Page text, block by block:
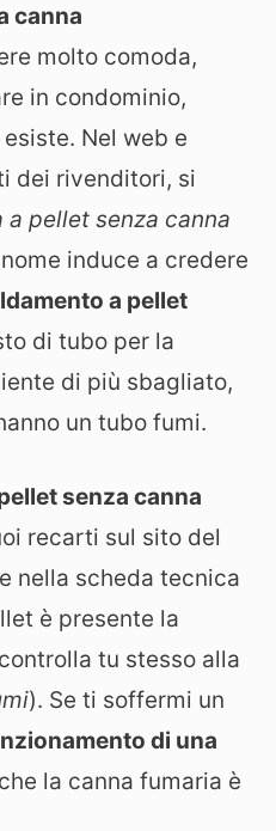
canna
molto comoda,
in condominio,
Nel web e
dei rivenditori, si
a pellet senza canna
induce a credere
a pellet
di tubo per la
di più sbagliato,
un tubo fumi.
senza canna
recarti sul sito del
nella scheda tecnica
è presente la
tu stesso alla
). Se ti soffermi un
di una
la canna fumaria è